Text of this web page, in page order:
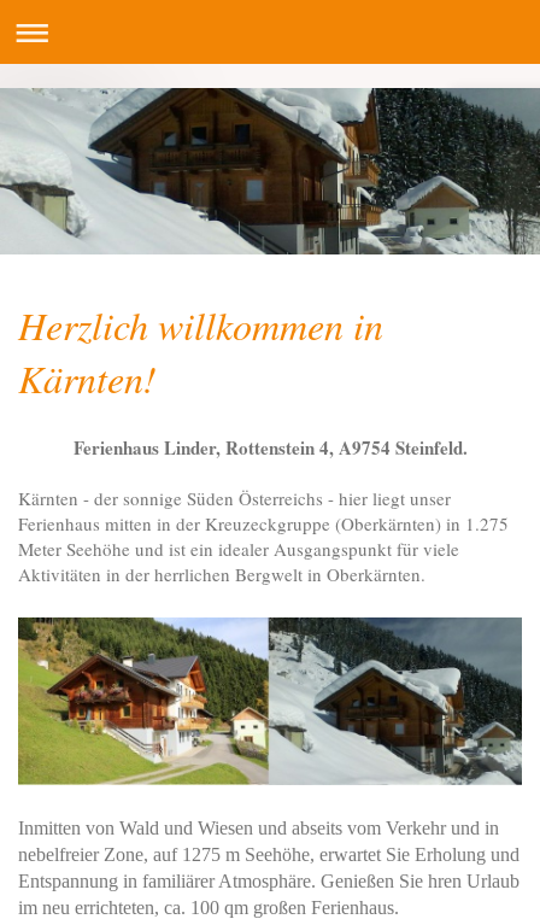
Herzlich willkommen in
Kärnten!
Ferienhaus Linder, Rottenstein 4, A9754 Steinfeld.
Kärnten - der sonnige Süden Österreichs - hier liegt unser
Ferienhaus mitten in der Kreuzeckgruppe (Oberkärnten) in 1.275
Meter Seehöhe und ist ein idealer Ausgangspunkt für viele
Aktivitäten in der herrlichen Bergwelt in Oberkärnten.
Inmitten von Wald und Wiesen und abseits vom Verkehr und in
nebelfreier Zone, auf 1275 m Seehöhe, erwartet Sie Erholung und
Entspannung in familiärer Atmosphäre. Genießen Sie hren Urlaub
im neu errichteten, ca. 100 qm großen Ferienhaus.